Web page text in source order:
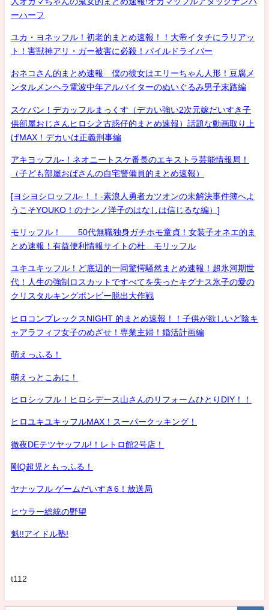
ーハーフ
ユカ・ヨネッフル！初老的まとめ速報！！大帝イタチにラリアッ
ト！害獣神アリ・ガー被害に必殺！パイルドライバー
おネコさん的まとめ速報 僕の彼女はエリーちゃん人形！豆腐メ
ンタルメンヘラ電波中年アルバイターのぬいぐるみ男子末路編
スケバン！デカッフルまっくす（デカい強い2次元嫁だいすき子
供部屋おじさんヒロシ之古惑仔的まとめ速報）話題な動画取り上
げMAX！デカいは正義刑事編
アキヨッフル-！ネオニートスケ番長のエキストラ芸能情報局！
（子ども部屋おばさんの自宅警備員的まとめ速報）
[ヨシヨシロッフル-！！-素浪人勇者カツオンの未解決事件簿へよ
うこそYOUKO！のナンノ洋子のはなしは信じるな編）]
モリッフル！ 50代無職独身ガチホモ童貞！女装子オネエ的ま
とめ速報！有益便利情報サイトの杜 モリッフル
ユキユキッフル！ど底辺的一同驚愕騒然まとめ速報！超氷河期世
代！人生の強制ロスカットですべてを失ったキグナス氷子の愛の
クリスタルキングボンビー脱出大作戦
ヒロコンプレックスNIGHT 的まとめ速報！！子供が欲しいど陰キ
ャアラフィフ女子のめざせ！専業主婦！婚活計画編
萌えっふる！
萌えっとこあに！
ヒロシッフル！ヒロシデース山さんのリフォームひとりDIY！！
ヒロユキユキッフルMAX！スーパークッキング！
徹夜DEテツヤッフル!！レトロ館2号店！
剛Q超児ともっふる！
ヤナッフル ゲームだいすき6！放送局
ヒウラー総統の野望
魁!!アイドル塾!
t112